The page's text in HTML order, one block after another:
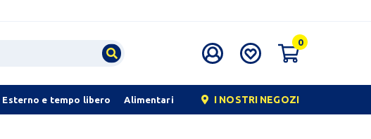
0
Esterno e tempo libero Alimentari I NOSTRI NEGOZI